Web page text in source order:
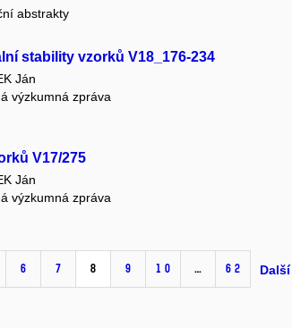
abstrakty
stability vzorků V18_176-234
Ján
výzkumná zpráva
V17/275
Ján
výzkumná zpráva
6 7 8 9 10 … 62 Další